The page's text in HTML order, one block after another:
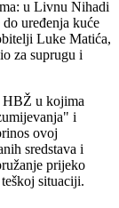
u Livnu Nihadi
uređenja kuće
Luke Matića,
za suprugu i
HBŽ u kojima
i
ovoj
sredstava i
prijeko
situaciji.